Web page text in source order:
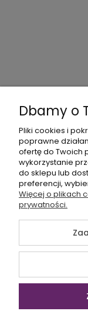
Dbamy o
Pliki cookies i
poprawne
ofertę do Twoich
wykorzystanie
do sklepu lub
preferencji,
Więcej o plikach
prywatności.